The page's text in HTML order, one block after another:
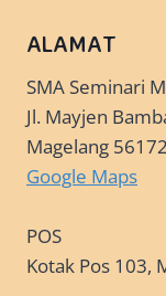
ALAMAT
SMA Seminari
Jl. Mayjen
Magelang 56172
Google Maps
POS
Kotak Pos 103,